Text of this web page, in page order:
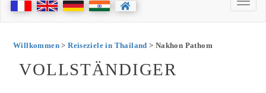
Willkommen>Reiseziele in Thailand > Nakhon Pathom
VOLLSTÄNDIGER